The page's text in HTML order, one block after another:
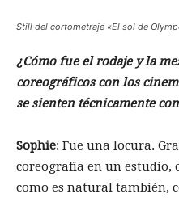
Still del cortometraje «El sol de
¿Cómo fue el rodaje y la
coreográficos con los
se sienten técnicamente
Sophie: Fue una locura.
coreografía en un estudio,
como es natural también,